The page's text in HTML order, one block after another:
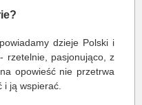
dzieje Polski i
rzetelnie, pasjonująco, z
opowieść nie przetrwa
i ją wspierać.